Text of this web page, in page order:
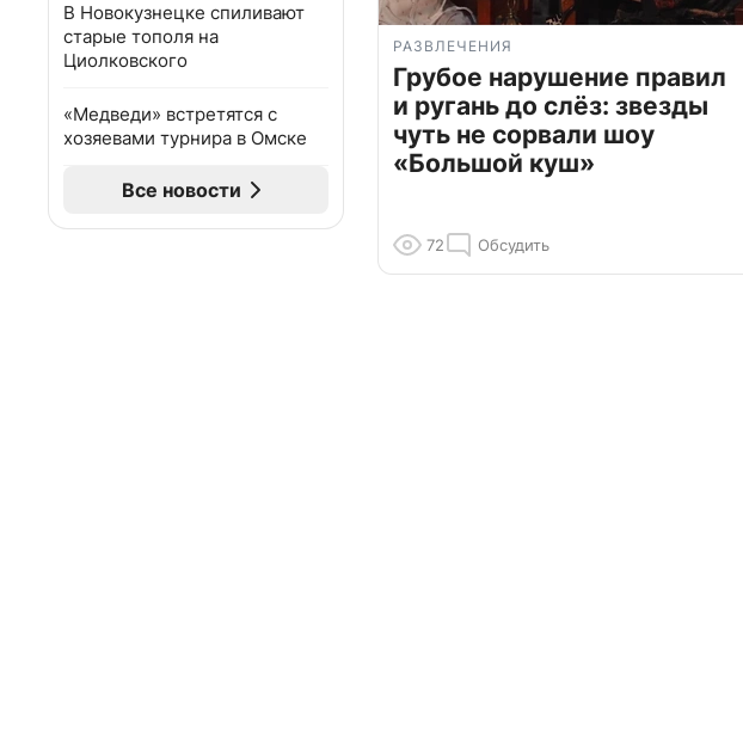
В Новокузнецке спиливают
старые тополя на
Циолковского
«Медведи» встретятся с
хозяевами турнира в Омске
Все новости
РАЗВЛЕЧЕНИЯ
Грубое нарушение правил
и ругань до слёз: звезды
чуть не сорвали шоу
«Большой куш»
72 Обсудить